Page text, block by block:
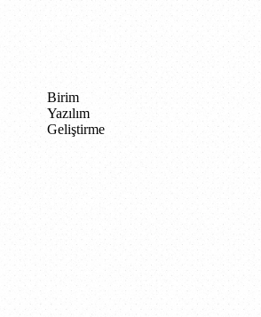
Birim
Yazılım
Geliştirme